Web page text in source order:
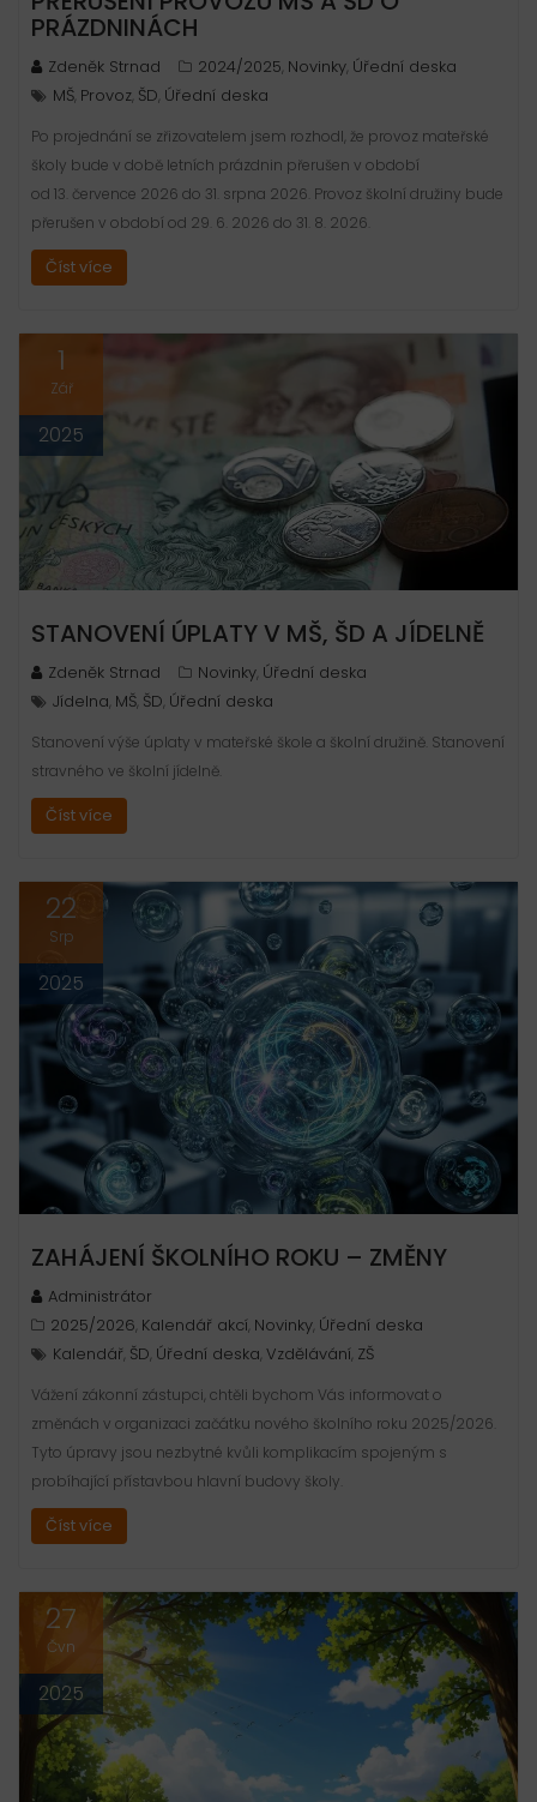
PRÁZDNINÁCH
Zdeněk Strnad 2024/2025 Novinky Úřední deska
MŠ Provoz ŠD Úřední deska
Po projednání se zřizovatelem jsem rozhodl, že provoz mateřské
školy bude v době letních prázdnin přerušen v období
od 13. července 2026 do 31. srpna 2026. Provoz školní družiny bude
přerušen v období od 29. 6. 2026 do 31. 8. 2026.
Číst více
1
Zář
2025
STANOVENÍ ÚPLATY V MŠ, ŠD A JÍDELNĚ
Zdeněk Strnad Novinky Úřední deska
Jídelna MŠ ŠD Úřední deska
Stanovení výše úplaty v mateřské škole a školní družině. Stanovení
stravného ve školní jídelně.
Číst více
22
Srp
2025
ZAHÁJENÍ ŠKOLNÍHO ROKU – ZMĚNY
Administrátor
2025/2026 Kalendář akcí Novinky Úřední deska
Kalendář ŠD Úřední deska Vzdělávání ZŠ
Vážení zákonní zástupci, chtěli bychom Vás informovat o
změnách v organizaci začátku nového školního roku 2025/2026.
Tyto úpravy jsou nezbytné kvůli komplikacím spojeným s
probíhající přístavbou hlavní budovy školy.
Číst více
27
Čvn
2025